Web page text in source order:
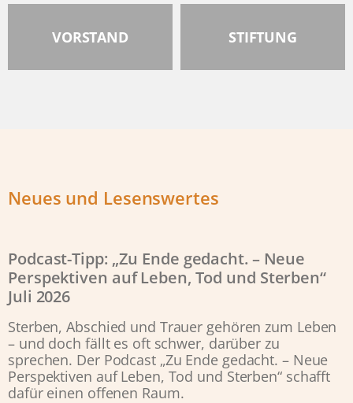
VORSTAND STIFTUNG
Neues und Lesenswertes
Podcast-Tipp: „Zu Ende gedacht. – Neue
Perspektiven auf Leben, Tod und Sterben“
Juli 2026
Sterben, Abschied und Trauer gehören zum Leben
– und doch fällt es oft schwer, darüber zu
sprechen. Der Podcast „Zu Ende gedacht. – Neue
Perspektiven auf Leben, Tod und Sterben“ schafft
dafür einen offenen Raum.